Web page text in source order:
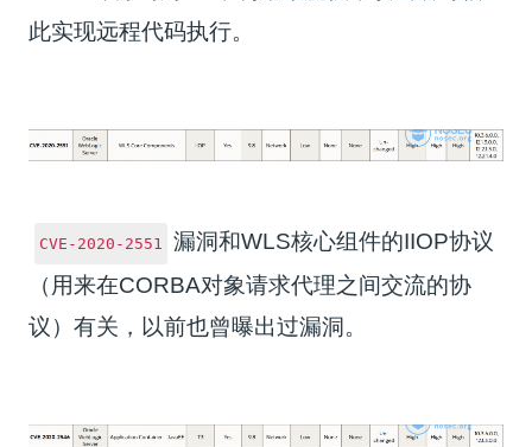
此实现远程代码执行。
CVE-2020-2551
漏洞和WLS核心组件的IIOP协议
（用来在CORBA对象请求代理之间交流的协
议）有关，以前也曾曝出过漏洞。